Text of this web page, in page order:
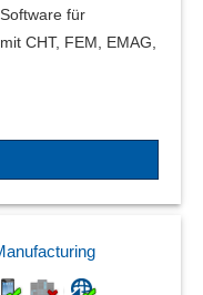
für
CHT, FEM, EMAG,